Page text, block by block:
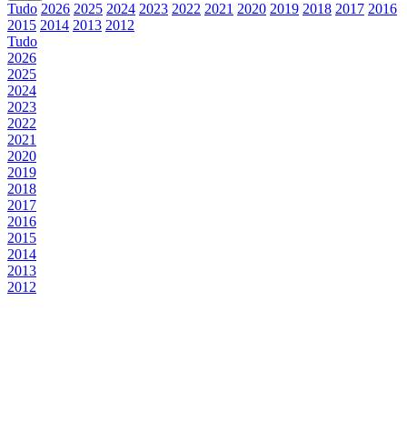
Tudo 2026 2025 2024 2023 2022 2021 2020 2019 2018 2017 2016
2015 2014 2013 2012
Tudo
2026
2025
2024
2023
2022
2021
2020
2019
2018
2017
2016
2015
2014
2013
2012